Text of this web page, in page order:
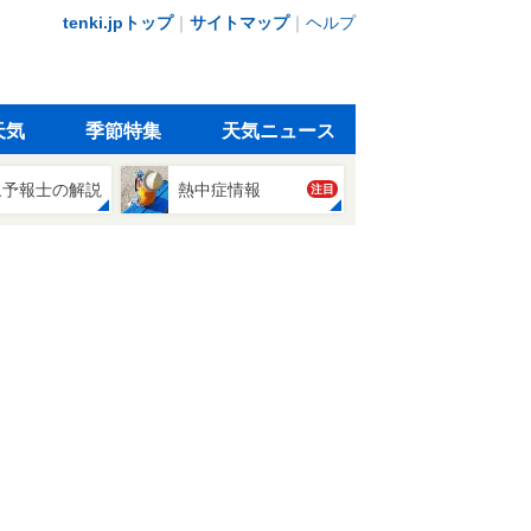
tenki.jpトップ｜ サイトマップ｜ ヘルプ
気 季節特集 天気ニュース
報士の解説 熱中症情報 注目